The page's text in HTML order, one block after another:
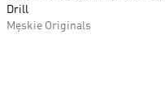
Drill
Męskie Originals